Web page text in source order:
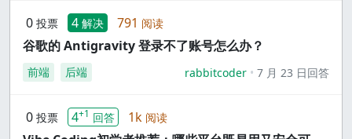
0 投票 4 解决 791 阅读
谷歌的 Antigravity 登录不了账号怎么办？
前端 后端 rabbitcoder 7 月 23 日回答
0 投票 4+1 回答 1k 阅读